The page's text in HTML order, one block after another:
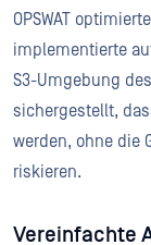
OPSWAT
implementierte
S3-Umgebung
sichergestellt,
werden, ohne die
riskieren.
Vereinfachte